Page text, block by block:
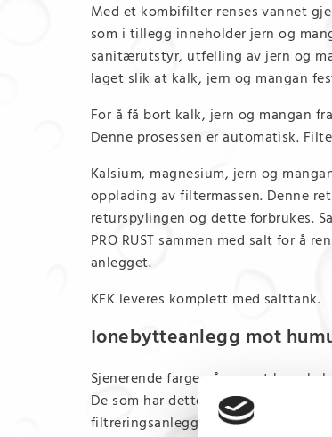
Med et kombifilter renses vannet
som i tillegg inneholder jern og
sanitærutstyr, utfelling av jern og
laget slik at kalk, jern og mangan
For å få bort kalk, jern og mangan
Denne prosessen er automatisk.
Kalsium, magnesium, jern og
opplading av filtermassen. Denne
returspylingen og dette forbrukes.
PRO RUST sammen med salt for å
anlegget.
KFK leveres komplett med salttank.
Ionebytteanlegg mot
Sjenerende farge på vannet kan
De som har dette problemet har
filtreringsanlegg. I et KFKH